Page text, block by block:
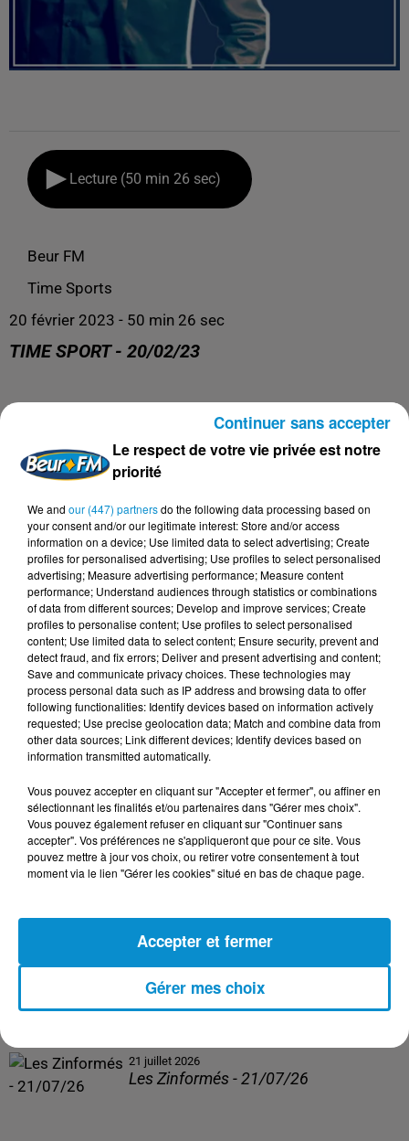
Lecture (50 min 26 sec)
Beur FM
Time Sports
20 février 2023 - 50 min 26 sec
TIME SPORT - 20/02/23
Time Sports
DERNIERS PODCASTS
24 juillet 2026
Les Zinformés - 24/07/26
23 juillet 2026
Les Zinformés - 23/07/26
22 juillet 2026
Les Zinformés - 22/07/26
21 juillet 2026
Les Zinformés - 21/07/26
Le respect de votre vie privée est notre
priorité
We and our (447) partnersdo the following data processing based on
your consent and/or our legitimate interest: Store and/or access
information on a device; Use limited data to select advertising; Create
profiles for personalised advertising; Use profiles to select personalised
advertising; Measure advertising performance; Measure content
performance; Understand audiences through statistics or combinations
of data from different sources; Develop and improve services; Create
profiles to personalise content; Use profiles to select personalised
content; Use limited data to select content; Ensure security, prevent and
detect fraud, and fix errors; Deliver and present advertising and content;
Save and communicate privacy choices. These technologies may
process personal data such as IP address and browsing data to offer
following functionalities: Identify devices based on information actively
requested; Use precise geolocation data; Match and combine data from
other data sources; Link different devices; Identify devices based on
information transmitted automatically.
Vous pouvez accepter en cliquant sur "Accepter et fermer", ou affiner en
sélectionnant les finalités et/ou partenaires dans "Gérer mes choix".
Vous pouvez également refuser en cliquant sur "Continuer sans
accepter". Vos préférences ne s'appliqueront que pour ce site. Vous
pouvez mettre à jour vos choix, ou retirer votre consentement à tout
moment via le lien "Gérer les cookies" situé en bas de chaque page.
Gérer mes choix
Accepter et fermer
Continuer sans accepter